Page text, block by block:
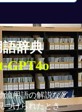
辞典
GPT4o
流用語の解説など
つけられたとき